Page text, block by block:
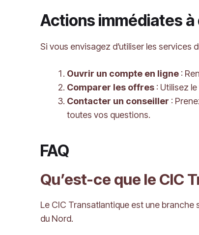
Actions immédiates
Si vous envisagez d’utiliser les services
Ouvrir un compte en ligne :
Comparer les offres : Utilisez
Contacter un conseiller :
toutes vos questions.
FAQ
Qu’est-ce que le CIC
Le CIC Transatlantique est une branche
du Nord.